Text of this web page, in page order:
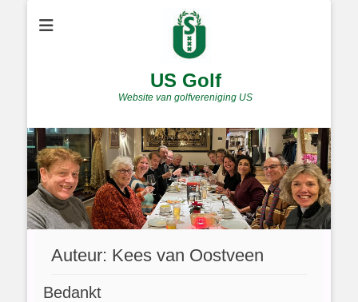
US Golf
Website van golfvereniging US
Auteur: Kees van Oostveen
Bedankt